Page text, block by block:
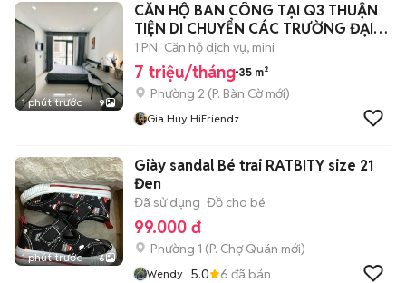
1 phút trước 9
CĂN HỘ BAN CÔNG TẠI Q3 THUẬN
TIỆN DI CHUYỂN CÁC TRƯỜNG ĐẠI
HỌC
1 PN Căn hộ dịch vụ, mini
7 triệu/tháng 35 m²
Phường 2 (P. Bàn Cờmới)
Gia Huy HiFriendz
1 phút trước 6
Giày sandal Bé trai RATBITY size 21
Đen
Đã sử dụng Đồ cho bé
99.000 đ
Phường 1 (P. Chợ Quán mới)
Wendy 5.0 6 đã bán